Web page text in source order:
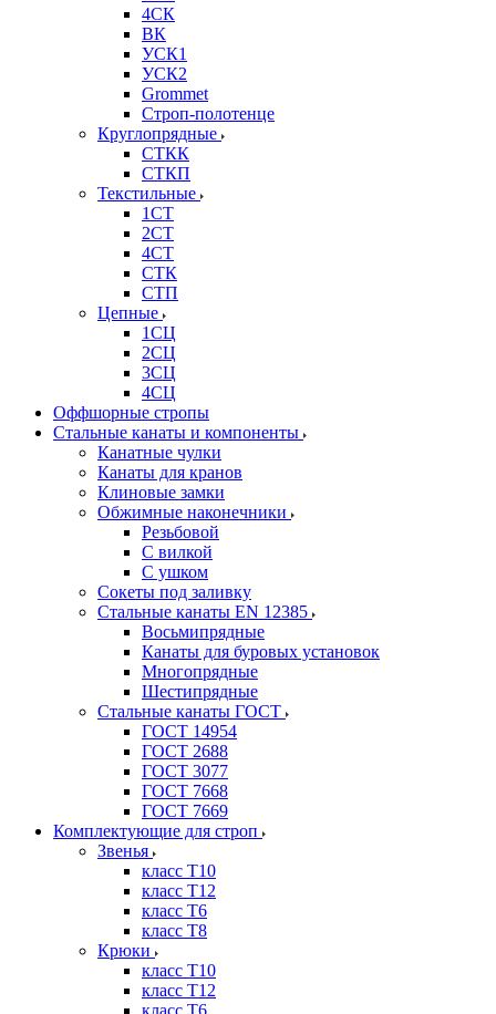
4СК
ВК
УСК1
УСК2
Grommet
Строп-полотенце
Круглопрядные
СТКК
СТКП
Текстильные
1СТ
2СТ
4СТ
СТК
СТП
Цепные
1СЦ
2СЦ
3СЦ
4СЦ
Оффшорные стропы
Стальные канаты и компоненты
Канатные чулки
Канаты для кранов
Клиновые замки
Обжимные наконечники
Резьбовой
С вилкой
С ушком
Сокеты под заливку
Стальные канаты EN 12385
Восьмипрядные
Канаты для буровых установок
Многопрядные
Шестипрядные
Стальные канаты ГОСТ
ГОСТ 14954
ГОСТ 2688
ГОСТ 3077
ГОСТ 7668
ГОСТ 7669
Комплектующие для строп
Звенья
класс Т10
класс Т12
класс Т6
класс Т8
Крюки
класс Т10
класс Т12
класс Т6